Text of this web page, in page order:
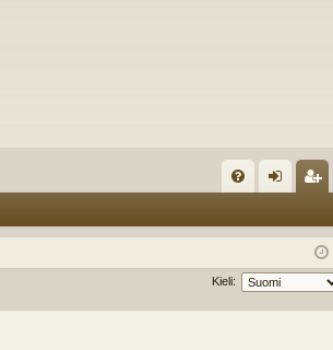
K
K
au
du
si
ist
er
öi
Kieli: